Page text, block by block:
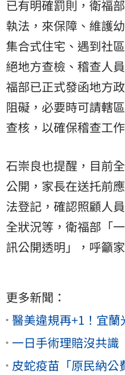
已有明確罰則，衛福
執法，來保障、維護
集合式住宅、遇到社
絕地方查檢、稽查人
福部已正式發函地方
阻礙，必要時可請轄
查核，以確保稽查工
石崇良也提醒，目前
公開，家長在送托前
法登記，確認照顧人
全狀況等，衛福部「
訊公開透明」，呼籲
更多新聞：
醫美違規再+1！宜
一日手術理賠沒共
皮蛇疫苗「原民納公